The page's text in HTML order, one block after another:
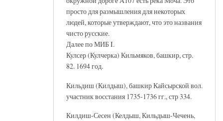
просто для размышления для некоторых
людей, которые утверждают, что это названия
чисто русские.
Далее по МИБ I.
Кулсер (Кулчерка) Кильмяков, башкир, стр.
82. 1694 год.
Кильдиш (Килдыш), башкир Кайсырской вол.
участник восстания 1735-1736 гг., стр 334.
Килдиш-Сесен (Келдыш, Кильдыш-Чечень,